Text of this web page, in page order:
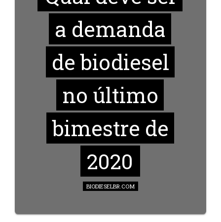
a demanda
de biodiesel
no último
bimestre de
2020
BIODIESELBR.COM